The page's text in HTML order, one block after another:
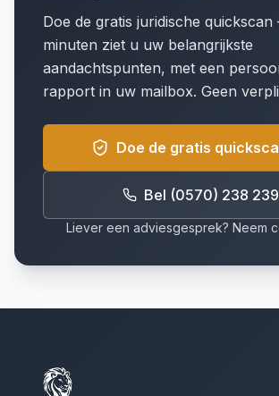
Doe de gratis juridische
minuten ziet u uw belangrijkste
aandachtspunten, met een
rapport in uw mailbox. Geen
Doe de gratis
Bel (0570) 238 239
Liever een adviesgesprek? Neem